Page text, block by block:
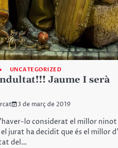
UNCATEGORIZED
Jaume I serà
3 de març de 2019
lo considerat el millor ninot
el jurat ha decidit que és el millor
del…